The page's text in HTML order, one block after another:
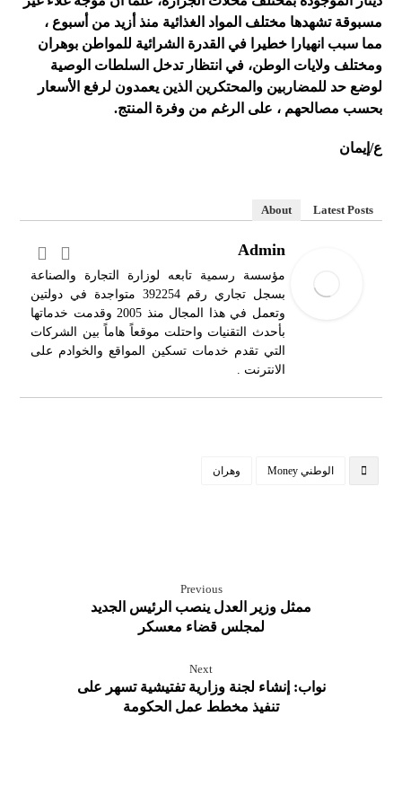
مسبوقة تشهدها مختلف المواد الغذائية منذ أزيد من أسبوع ،
مما سبب انهيارا خطيرا في القدرة الشرائية للمواطن بوهران
ومختلف ولايات الوطن، في انتظار تدخل السلطات الوصية
لوضع حد للمضاربين والمحتكرين الذين يعمدون لرفع الأسعار
بحسب مصالحهم ، على الرغم من وفرة المنتج.
ع/إيمان
About Latest Posts
Admin
مؤسسة رسمية تابعه لوزارة التجارة والصناعة
بسجل تجاري رقم 392254 متواجدة في دولتين
وتعمل في هذا المجال منذ 2005 وقدمت خدماتها
بأحدث التقنيات واحتلت موقعاً هاماً بين الشركات
التي تقدم خدمات تسكين المواقع والخوادم على
الانترنت .
الوطني Money وهران
Previous
ممثل وزير العدل ينصب الرئيس الجديد
لمجلس قضاء معسكر
Next
نواب: إنشاء لجنة وزارية تفتيشية تسهر على
تنفيذ مخطط عمل الحكومة